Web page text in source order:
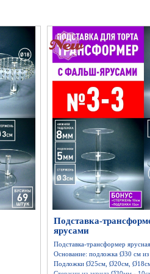
Подставка-
ярусами
Подставка-трансформер
Основание: подложка Ø30 см из
Подложки Ø25см, Ø20см,